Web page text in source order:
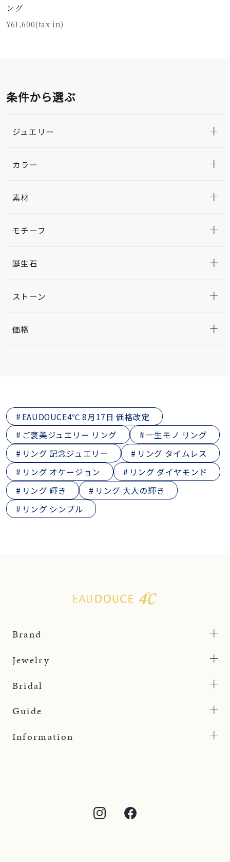
ング
¥61,600(tax in)
条件から選ぶ
ジュエリー
カラー
素材
モチーフ
誕生石
ストーン
価格
EAUDOUCE4℃ 8月17日 価格改定
ご褒美ジュエリー リング
一生モノ リング
リング 記念ジュエリー
リング タイムレス
リング オケージョン
リング ダイヤモンド
リング 輝き
リング 大人の輝き
リング シンプル
Brand
Jewelry
Bridal
Guide
Information